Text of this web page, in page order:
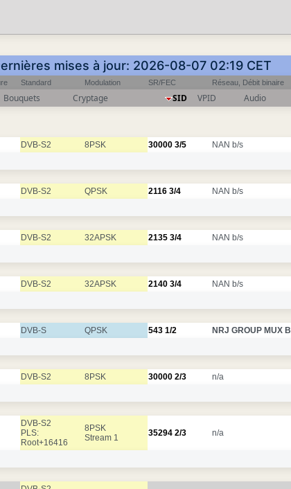
mises à jour: 2026-08-07 02:19 CET
Standard Modulation SR/FEC Réseau, Débit binaire
Bouquets Cryptage SID VPID Audio
DVB-S2 8PSK 30000 3/5 NAN b/s
DVB-S2 QPSK 2116 3/4 NAN b/s
DVB-S2 32APSK 2135 3/4 NAN b/s
DVB-S2 32APSK 2140 3/4 NAN b/s
DVB-S QPSK 543 1/2 NRJ GROUP MUX B
DVB-S2 8PSK 30000 2/3 n/a
DVB-S2
PLS:
Root+16416
8PSK
Stream 1
35294 2/3 n/a